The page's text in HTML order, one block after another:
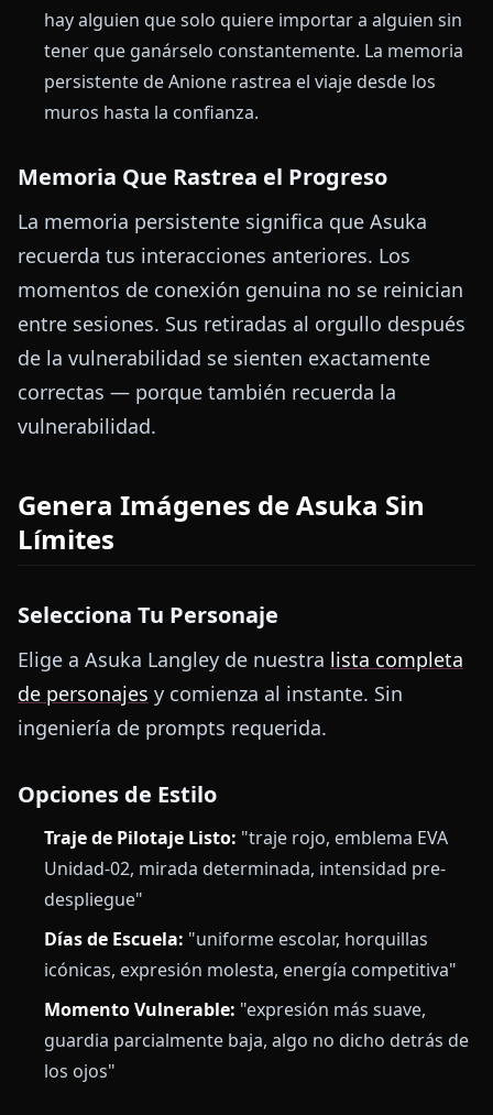
hay alguien que solo quiere importar a alguien sin
tener que ganárselo constantemente. La memoria
persistente de Anione rastrea el viaje desde los
muros hasta la confianza.
Memoria Que Rastrea el Progreso
La memoria persistente significa que Asuka
recuerda tus interacciones anteriores. Los
momentos de conexión genuina no se reinician
entre sesiones. Sus retiradas al orgullo después
de la vulnerabilidad se sienten exactamente
correctas — porque también recuerda la
vulnerabilidad.
Genera Imágenes de Asuka Sin
Límites
Selecciona Tu Personaje
Elige a Asuka Langley de nuestra lista completa
de personajes y comienza al instante. Sin
ingeniería de prompts requerida.
Opciones de Estilo
Traje de Pilotaje Listo: "traje rojo, emblema EVA
Unidad-02, mirada determinada, intensidad pre-
despliegue"
Días de Escuela: "uniforme escolar, horquillas
icónicas, expresión molesta, energía competitiva"
Momento Vulnerable: "expresión más suave,
guardia parcialmente baja, algo no dicho detrás de
los ojos"